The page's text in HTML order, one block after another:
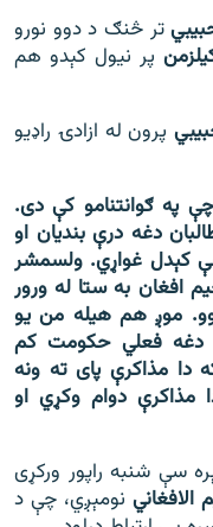
تر څنګ د دوو نورو
پر نیول کېدو هم
پرون له ازادۍ راډیو
په ګوانتنامو کې دی.
دغه درې بندیان او
کېدل غواړي. ولسمشر
افغان به ستا له ورور
موږ هم هیله من یو
دغه فعلي حکومت کم
مذاکرې پای ته ونه
دوام وکړي او
سې شنبه راپور ورکړی
نومېږي، چې د